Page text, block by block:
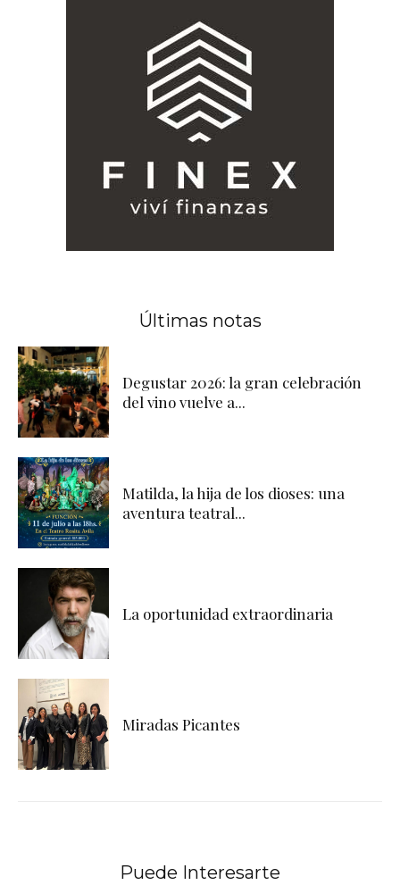
Últimas notas
Degustar 2026: la gran celebración
del vino vuelve a...
Matilda, la hija de los dioses: una
aventura teatral...
La oportunidad extraordinaria
Miradas Picantes
Puede Interesarte